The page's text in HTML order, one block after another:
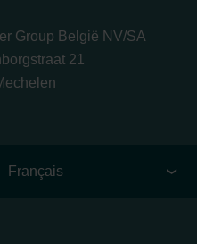
Group België NV/SA
21
Français